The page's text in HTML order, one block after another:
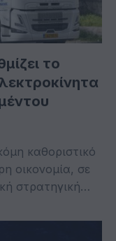
το
καθοριστικό
οικονομία, σε
στρατηγική…